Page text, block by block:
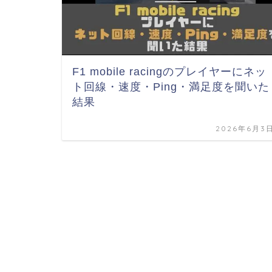
F1 mobile racingのプレイヤーにネッ
ト回線・速度・Ping・満足度を聞いた
結果
2026年6月3